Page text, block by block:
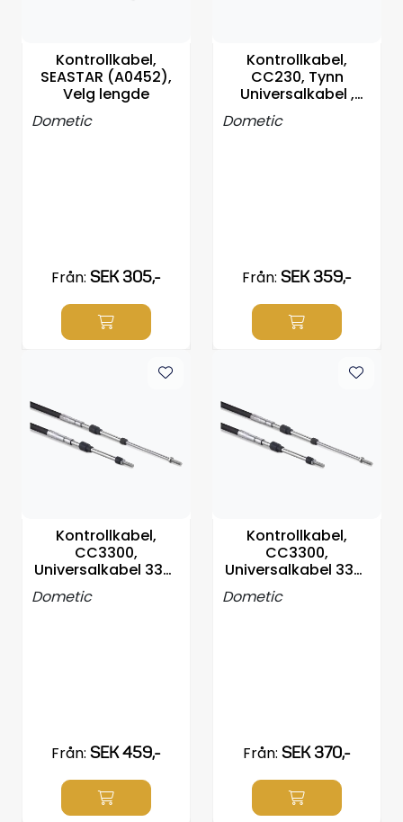
Kontrollkabel,
SEASTAR (A0452),
Velg lengde
Dometic
Från: SEK 305,-
Kontrollkabel,
CC230, Tynn
Universalkabel ,
5mm gjenger Velg
Dometic
Från: SEK 359,-
Kontrollkabel,
CC3300,
Universalkabel 33C,
5mm gjenger, Velg
Dometic
Från: SEK 459,-
Kontrollkabel,
CC3300,
Universalkabel 33C,
5mm gjenger, Velg
Dometic
Från: SEK 370,-
Verktyg
Super Outlet
Brandsläckare
Hydrauliks styrning
Propellrar